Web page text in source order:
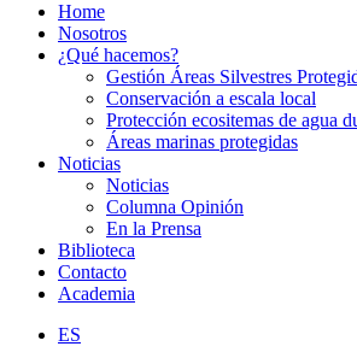
Home
Nosotros
¿Qué hacemos?
Gestión Áreas Silvestres
Conservación a escala local
Protección ecositemas de agua
Áreas marinas protegidas
Noticias
Noticias
Columna Opinión
En la Prensa
Biblioteca
Contacto
Academia
ES